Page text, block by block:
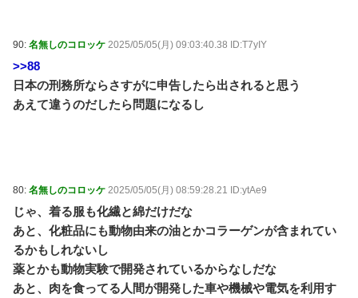
90: 名無しのコロッケ 2025/05/05(月) 09:03:40.38 ID:T7yIY
>>88
日本の刑務所ならさすがに申告したら出されると思う
あえて違うのだしたら問題になるし
80: 名無しのコロッケ 2025/05/05(月) 08:59:28.21 ID:ytAe9
じゃ、着る服も化繊と綿だけだな
あと、化粧品にも動物由来の油とかコラーゲンが含まれてい
るかもしれないし
薬とかも動物実験で開発されているからなしだな
あと、肉を食ってる人間が開発した車や機械や電気を利用す